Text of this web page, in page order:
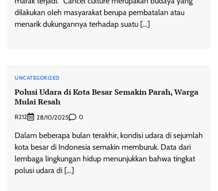
dilakukan oleh masyarakat berupa pembatalan atau
menarik dukungannya terhadap suatu […]
UNCATEGORIZED
Polusi Udara di Kota Besar Semakin Parah, Warga
Mulai Resah
R212 28/10/2025 0
Dalam beberapa bulan terakhir, kondisi udara di sejumlah
kota besar di Indonesia semakin memburuk. Data dari
lembaga lingkungan hidup menunjukkan bahwa tingkat
polusi udara di […]